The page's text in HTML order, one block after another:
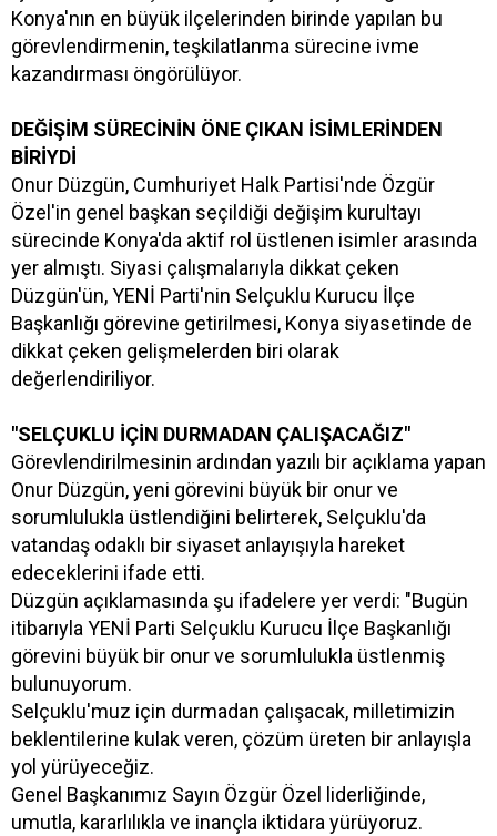
Konya'nın en büyük ilçelerinden birinde yapılan bu
görevlendirmenin, teşkilatlanma sürecine ivme
kazandırması öngörülüyor.
DEĞİŞİM SÜRECİNİN ÖNE ÇIKAN İSİMLERİNDEN
BİRİYDİ
Onur Düzgün, Cumhuriyet Halk Partisi'nde Özgür
Özel'in genel başkan seçildiği değişim kurultayı
sürecinde Konya'da aktif rol üstlenen isimler arasında
yer almıştı. Siyasi çalışmalarıyla dikkat çeken
Düzgün'ün, YENİ Parti'nin Selçuklu Kurucu İlçe
Başkanlığı görevine getirilmesi, Konya siyasetinde de
dikkat çeken gelişmelerden biri olarak
değerlendiriliyor.
"SELÇUKLU İÇİN DURMADAN ÇALIŞACAĞIZ"
Görevlendirilmesinin ardından yazılı bir açıklama yapan
Onur Düzgün, yeni görevini büyük bir onur ve
sorumlulukla üstlendiğini belirterek, Selçuklu'da
vatandaş odaklı bir siyaset anlayışıyla hareket
edeceklerini ifade etti.
Düzgün açıklamasında şu ifadelere yer verdi: "Bugün
itibarıyla YENİ Parti Selçuklu Kurucu İlçe Başkanlığı
görevini büyük bir onur ve sorumlulukla üstlenmiş
bulunuyorum.
Selçuklu'muz için durmadan çalışacak, milletimizin
beklentilerine kulak veren, çözüm üreten bir anlayışla
yol yürüyeceğiz.
Genel Başkanımız Sayın Özgür Özel liderliğinde,
umutla, kararlılıkla ve inançla iktidara yürüyoruz.